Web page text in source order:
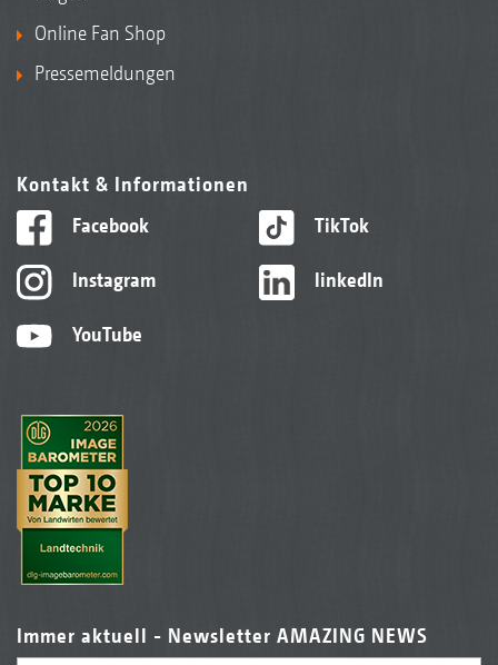
Online Fan Shop
Pressemeldungen
Kontakt & Informationen
Facebook
Instagram
YouTube
TikTok
linkedIn
Immer aktuell - Newsletter AMAZING NEWS